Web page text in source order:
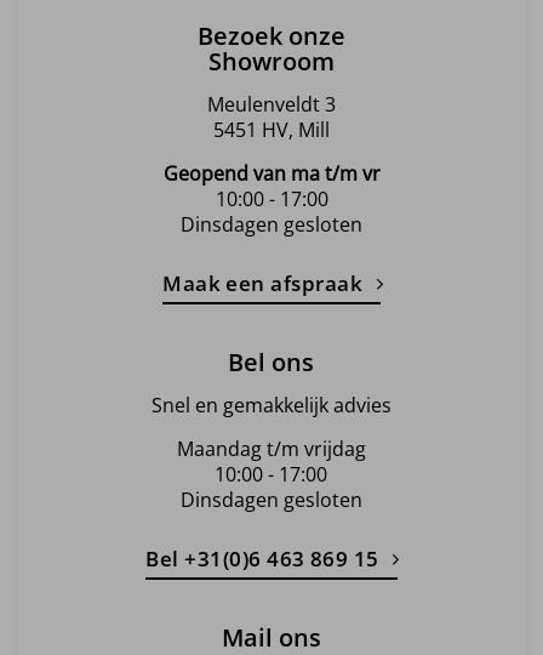
Bezoek onze
Showroom
Meulenveldt 3
5451 HV, Mill
Geopend van ma t/m vr
10:00 - 17:00
Dinsdagen gesloten
Maak een afspraak
Bel ons
Snel en gemakkelijk advies
Maandag t/m vrijdag
10:00 - 17:00
Dinsdagen gesloten
Bel +31(0)6 463 869 15
Mail ons